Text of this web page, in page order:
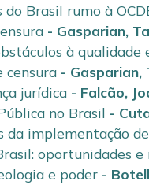
Brasil rumo à
- Gasparian,
à qualidade
censura - Gasparian,
jurídica - Falcão,
no Brasil -
da implementação
oportunidades e
e poder -